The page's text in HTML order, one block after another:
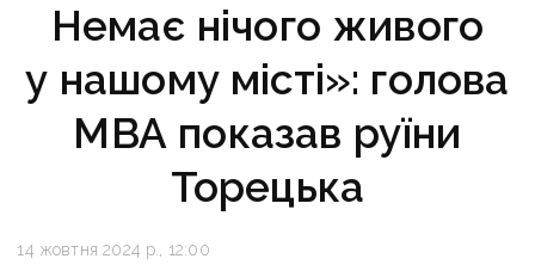
Немає нічого живого
у нашому місті»: голова
МВА показав руїни
Торецька
14 жовтня 2024 р., 12:00